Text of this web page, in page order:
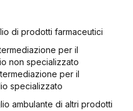
di prodotti farmaceutici
per il
non specializzato
per il
specializzato
ambulante di altri prodotti